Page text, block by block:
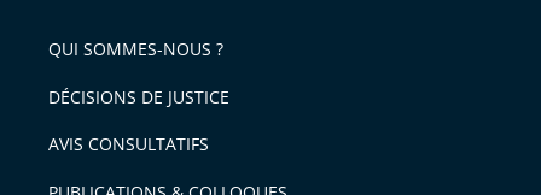
QUI SOMMES-NOUS ?
DÉCISIONS DE JUSTICE
AVIS CONSULTATIFS